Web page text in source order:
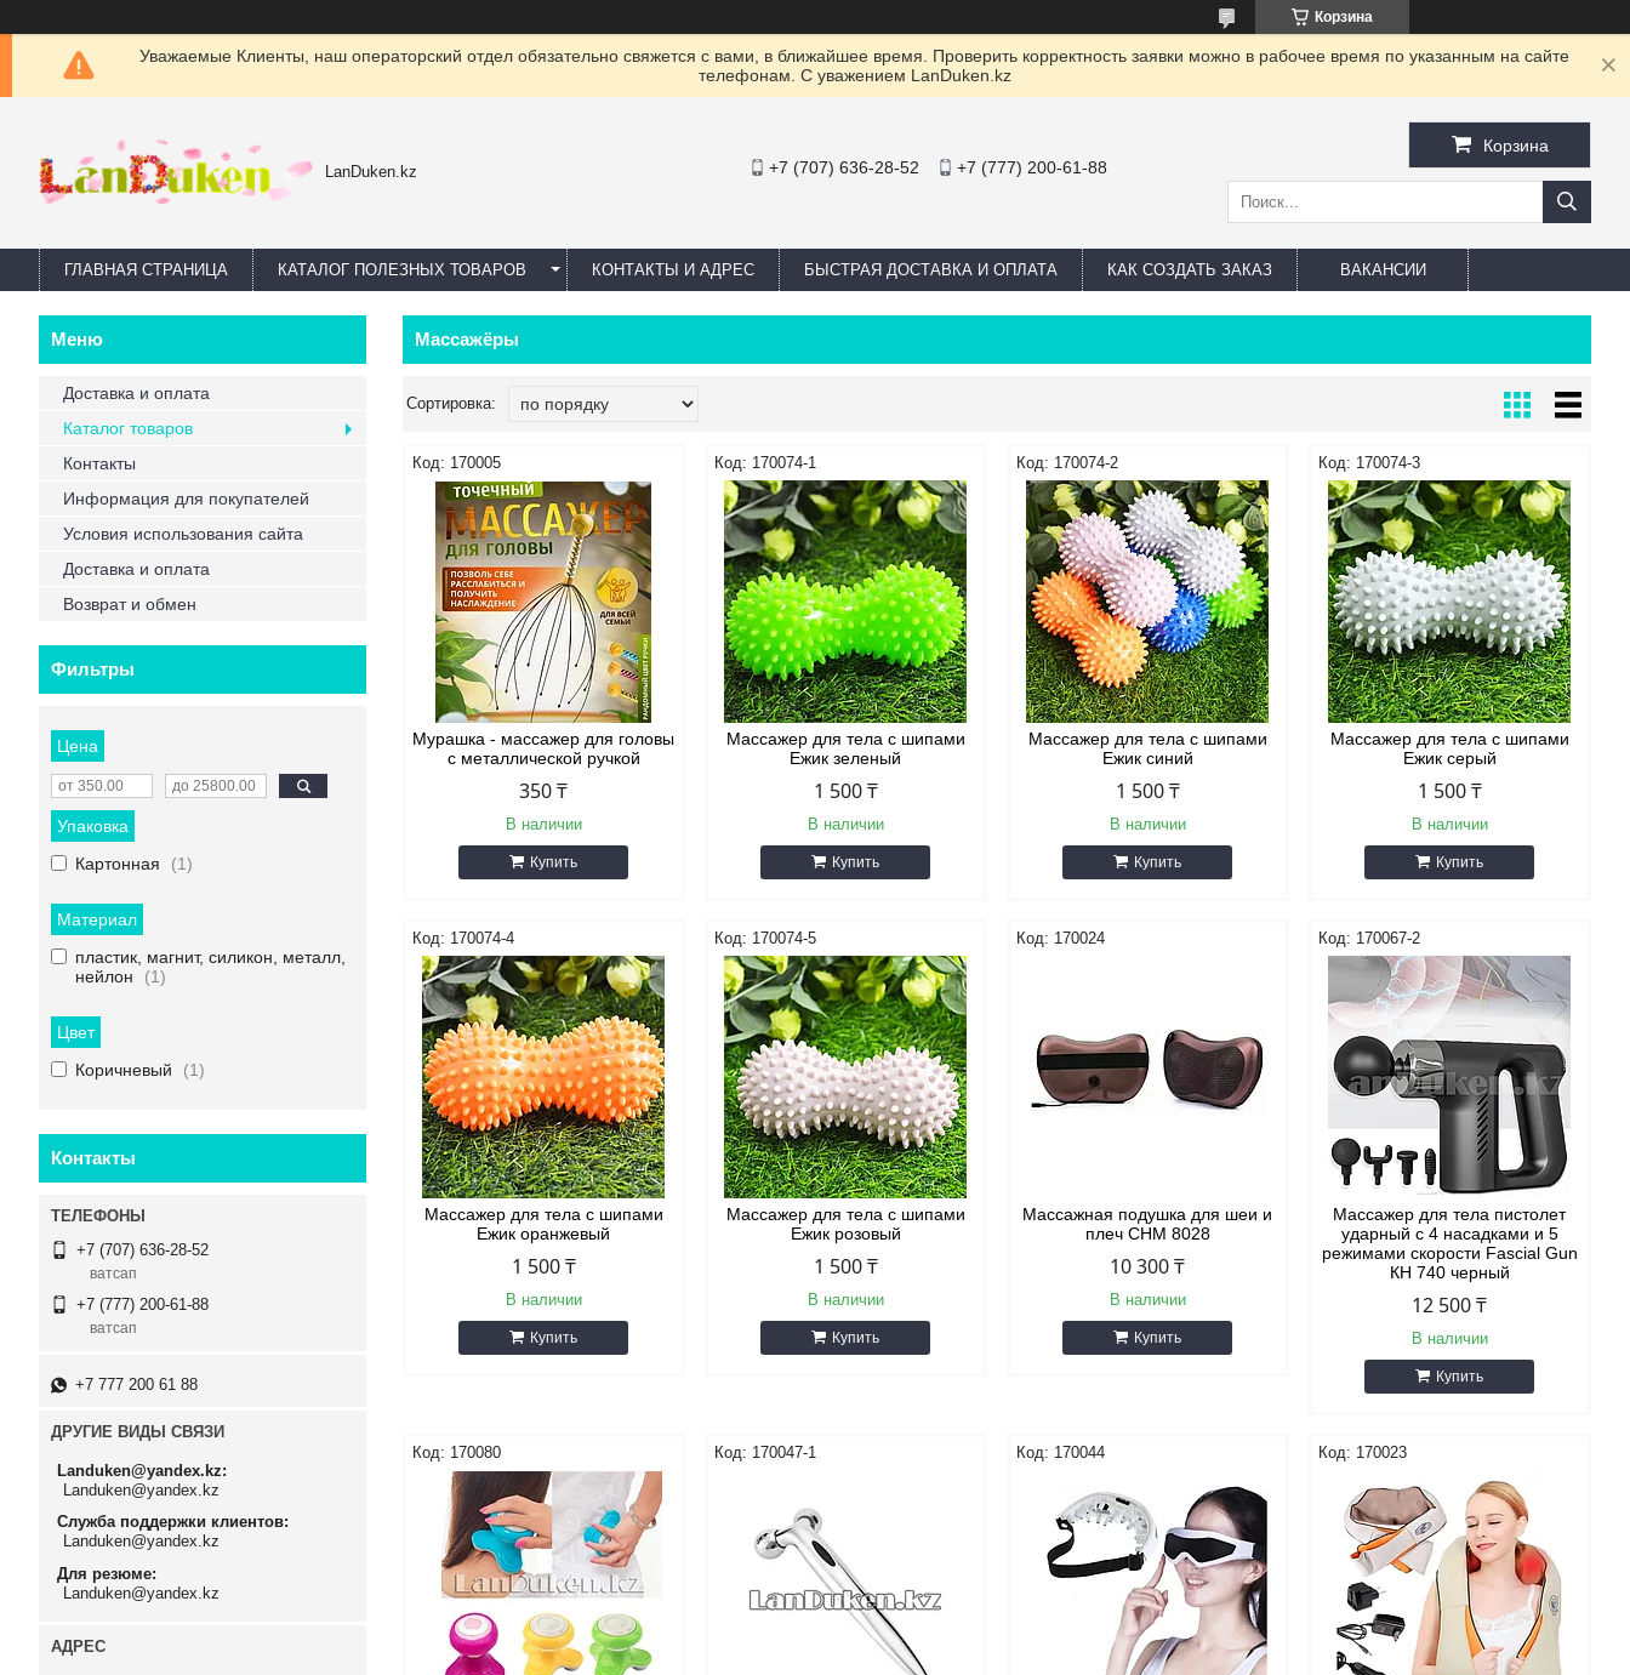
Корзина
Уважаемые Клиенты, наш операторский отдел обязательно свяжется с вами, в ближайшее время. Проверить корректность заявки можно в рабочее время по указанным на сайте
телефонам. С уважением LanDuken.kz
LanDuken.kz +7 (707) 636-28-52 +7 (777) 200-61-88
Корзина
ГЛАВНАЯ СТРАНИЦА КАТАЛОГ ПОЛЕЗНЫХ ТОВАРОВ КОНТАКТЫ И АДРЕС БЫСТРАЯ ДОСТАВКА И ОПЛАТА КАК СОЗДАТЬ ЗАКАЗ ВАКАНСИИ
Массажёры
170005
Мурашка - массажер для головы
с металлической ручкой
350 ₸
В наличии
Купить
170074-1
Массажер для тела с шипами
Ежик зеленый
1 500 ₸
В наличии
Купить
170074-2
Массажер для тела с шипами
Ежик синий
1 500 ₸
В наличии
Купить
170074-3
Массажер для тела с шипами
Ежик серый
1 500 ₸
В наличии
Купить
170074-4
Массажер для тела с шипами
Ежик оранжевый
1 500 ₸
В наличии
Купить
170074-5
Массажер для тела с шипами
Ежик розовый
1 500 ₸
В наличии
Купить
170024
Массажная подушка для шеи и
плеч СHМ 8028
10 300 ₸
В наличии
Купить
170067-2
Массажер для тела пистолет
ударный с 4 насадками и 5
режимами скорости Fascial Gun
КН 740 черный
12 500 ₸
В наличии
Купить
170080 170047-1 170044 170023
Доставка и оплата
Каталог товаров
Контакты
Информация для покупателей
Условия использования сайта
Доставка и оплата
Возврат и обмен
Фильтры
Цена
Упаковка
Картонная
1
Материал
пластик, магнит, силикон, металл,
нейлон
1
Цвет
Коричневый
1
Контакты
+7 (707) 636-28-52
ватсап
+7 (777) 200-61-88
ватсап
+7 777 200 61 88
ДРУГИЕ ВИДЫ СВЯЗИ
Landuken@yandex.kz
Landuken@yandex.kz
Служба поддержки клиентов
Landuken@yandex.kz
Для резюме
Landuken@yandex.kz